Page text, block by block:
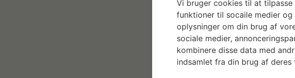
Vi bruger cookies til at
funktioner til socaile medier
oplysninger om din brug af
sociale medier,
kombinere disse data med
indsamlet fra din brug af deres